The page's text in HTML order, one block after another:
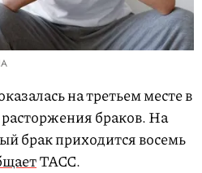
на третьем месте в
браков. На
брак приходится восемь
ТАСС.